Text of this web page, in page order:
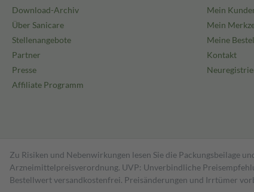
Download-Archiv
Über Sanicare
Stellenangebote
Partner
Presse
Affiliate Programm
Mein
Mein
Meine
Kontakt
Zu Risiken und Nebenwirkungen lesen Sie die Packungsbeilage
Arzneimittelpreisverordnung. UVP: Unverbindliche
Bestell­wert versand­kosten­frei. Preisänderungen und Irrtümer